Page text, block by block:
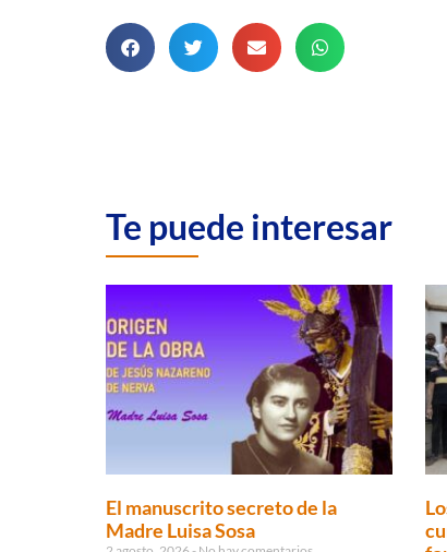
Te puede interesar
El manuscrito secreto de la
Madre Luisa Sosa